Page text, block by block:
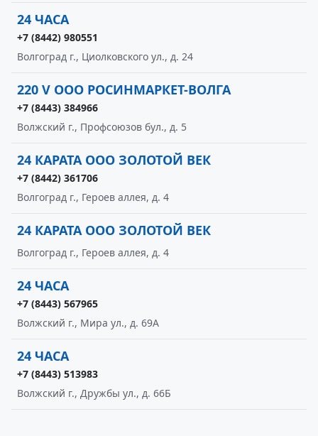
24 ЧАСА
+7 (8442) 980551
Волгоград г., Циолковского ул., д. 24
220 V ООО РОСИНМАРКЕТ-ВОЛГА
+7 (8443) 384966
Волжский г., Профсоюзов бул., д. 5
24 КАРАТА ООО ЗОЛОТОЙ ВЕК
+7 (8442) 361706
Волгоград г., Героев аллея, д. 4
24 КАРАТА ООО ЗОЛОТОЙ ВЕК
Волгоград г., Героев аллея, д. 4
24 ЧАСА
+7 (8443) 567965
Волжский г., Мира ул., д. 69А
24 ЧАСА
+7 (8443) 513983
Волжский г., Дружбы ул., д. 66Б